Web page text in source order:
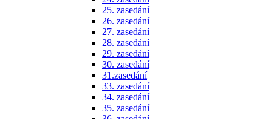
25. zasedání
26. zasedání
27. zasedání
28. zasedání
29. zasedání
30. zasedání
31.zasedání
33. zasedání
34. zasedání
35. zasedání